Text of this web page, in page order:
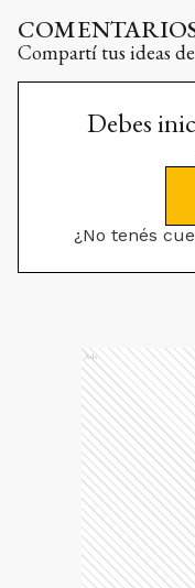
Compartí tus ideas
Debes
¿No tenés
Ads